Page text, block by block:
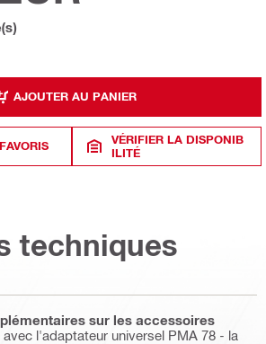
AJOUTER AU PANIER
VÉRIFIER LA DISPONIB
ILITÉ
techniques
sur les accessoires
avec l'adaptateur universel PMA 78 - la